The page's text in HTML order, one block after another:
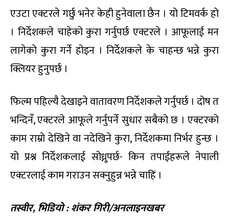
एउटा एक्टरले गर्छु भनेर केही हुनेवाला छैन । यो टिमवर्क हो
। निर्देशकले चाहेको कुरा गर्नुपर्छ एक्टरले । आफूलाई मन
लागेको कुरा गर्ने होइन । निर्देशकले के चाहन्छ भन्ने कुरा
क्लियर हुनुपर्छ ।
फिल्म पहिल्यै देखाइने वातावरण निर्देशकले गर्नुपर्छ । दोष त
भन्दिनँ, एक्टरले आफूले गर्नुपर्ने सुधार सबैको छ । एक्टरको
काम राम्रो देखिने वा नदेखिने कुरा, निर्देशकमा निर्भर हुन्छ ।
यो प्रश्न निर्देशकलाई सोध्नुपर्छ- किन तपाईंहरूले नेपाली
एक्टरलाई काम गराउन सक्नुहुन्न भन्ने चाहिं ।
तस्वीर, भिडियो : शंकर गिरी/अनलाइनखबर